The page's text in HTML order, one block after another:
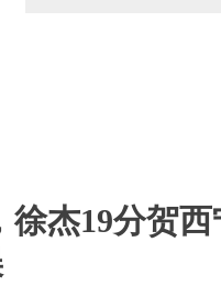
徐杰19分贺